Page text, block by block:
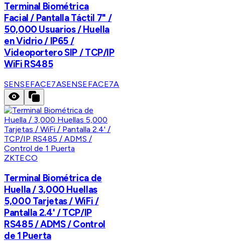
Terminal Biométrica
Facial / Pantalla Táctil 7" /
50,000 Usuarios / Huella
en Vidrio / IP65 /
Videoportero SIP / TCP/IP
WiFi RS485
SENSEFACE7ASENSEFACE7A
ZKTECO
Terminal Biométrica de
Huella / 3,000 Huellas
5,000 Tarjetas / WiFi /
Pantalla 2.4' / TCP/IP
RS485 / ADMS / Control
de 1 Puerta